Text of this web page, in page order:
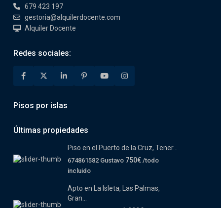
679 423 197
gestoria@alquilerdocente.com
Alquiler Docente
Redes sociales:
Pisos por islas
Últimas propiedades
Piso en el Puerto de la Cruz, Tener...
674861582 Gustavo 750€ /todo
incluido
Apto en La Isleta, Las Palmas,
Gran...